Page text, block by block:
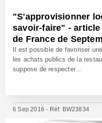
"S'approvisionner
savoir-faire" -
de France de
Il est possible de favoriser
les achats publics de la
suppose de respecter...
6 Sep 2016 - Réf: BW23834